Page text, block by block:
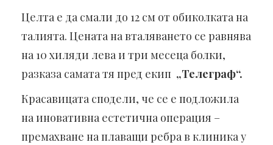
Целта е да смали до 12 см от обиколката на
талията. Цената на вталяването се равнява
на 10 хиляди лева и три месеца болки,
разказа самата тя пред екип „Телеграф“.
Красавицата сподели, че се е подложила
на иновативна естетична операция –
премахване на плаващи ребра в клиника у